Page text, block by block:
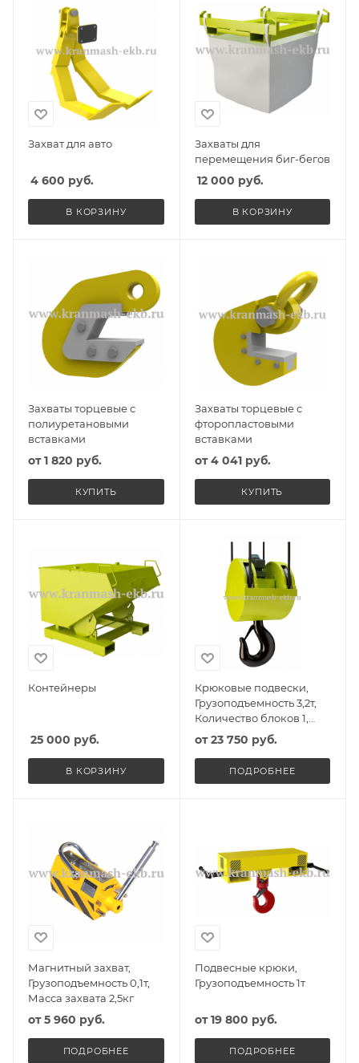
Захват для авто
4 600 руб.
В КОРЗИНУ
Захваты для
перемещения биг-бегов
12 000 руб.
В КОРЗИНУ
Захваты торцевые с
полиуретановыми
вставками
от1 820 руб.
КУПИТЬ
Захваты торцевые с
фторопластовыми
вставками
от4 041 руб.
КУПИТЬ
Контейнеры
25 000 руб.
В КОРЗИНУ
Крюковые подвески,
Грузоподъемность 3,2т,
Количество блоков 1,
Диаметр блоков 400мм
от23 750 руб.
ПОДРОБНЕЕ
Магнитный захват,
Грузоподъемность 0,1т,
Масса захвата 2,5кг
от5 960 руб.
ПОДРОБНЕЕ
Подвесные крюки,
Грузоподъемность 1т
от19 800 руб.
ПОДРОБНЕЕ